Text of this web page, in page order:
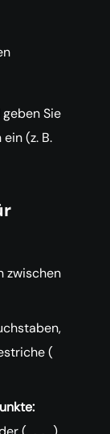
geben Sie
(z. B.
zwischen
(